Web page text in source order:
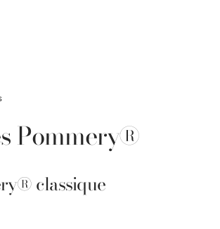
Pommery®
classique